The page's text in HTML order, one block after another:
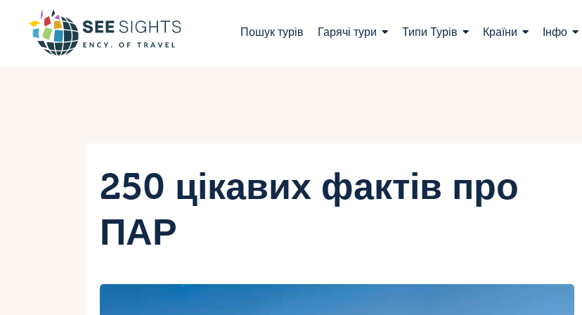
Пошук турів Гарячі тури Типи Турів Країни Інфо
Інфо
Блог
Укр
250 цікавих фактів про
ПАР